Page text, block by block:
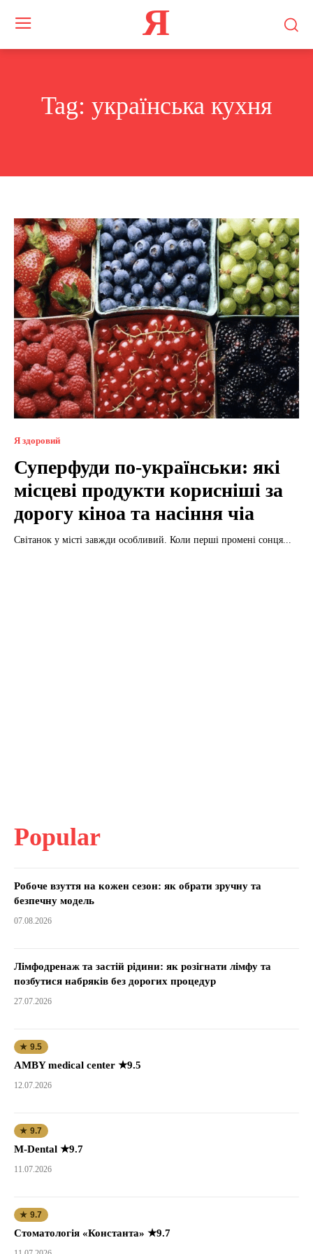
Я
Tag: українська кухня
Я здоровий
Суперфуди по-українськи: які
місцеві продукти корисніші за
дорогу кіноа та насіння чіа
Світанок у місті завжди особливий. Коли перші промені сонця...
Popular
Робоче взуття на кожен сезон: як обрати зручну та
безпечну модель
07.08.2026
Лімфодренаж та застій рідини: як розігнати лімфу та
позбутися набряків без дорогих процедур
27.07.2026
★ 9.5
AMBY medical center ★9.5
12.07.2026
★ 9.7
M-Dental ★9.7
11.07.2026
★ 9.7
Стоматологія «Константа» ★9.7